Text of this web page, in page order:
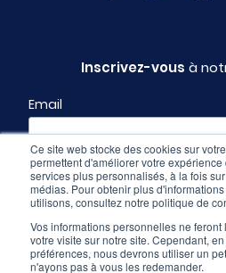
Ce site web stocke des cookies sur
permettent d'améliorer votre
services plus personnalisés, à la fois
médias. Pour obtenir plus
utilisons, consultez notre politique de
Vos informations personnelles ne
votre visite sur notre site. Cependant,
préférences, nous devrons utiliser un
n'ayons pas à vous les redemander.
Inscrivez-vous à
Email
Profil